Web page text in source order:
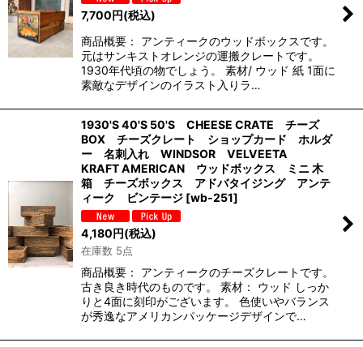
7,700円(税込)
商品概要： アンティークのウッドボックスです。
元はサンキストオレンジの運搬クレートです。
1930年代頃の物でしょう。 素材/ ウッド 紙 1面に
素敵なデザインのイラスト入りラ…
1930'S 40'S 50'S CHEESE CRATE チーズ
BOX チーズクレート ショップカード ホルダ
ー 名刺入れ WINDSOR VELVEETA
KRAFT AMERICAN ウッドボックス ミニ 木
箱 チーズボックス アドバタイジング アンテ
ィーク ビンテージ [wb-251]
4,180円(税込)
在庫数 5点
商品概要： アンティークのチーズクレートです。
古き良き時代のものです。 素材： ウッド しっか
りと4面に刻印がございます。 色使いやバランス
が秀逸なアメリカンパッケージデザインで…